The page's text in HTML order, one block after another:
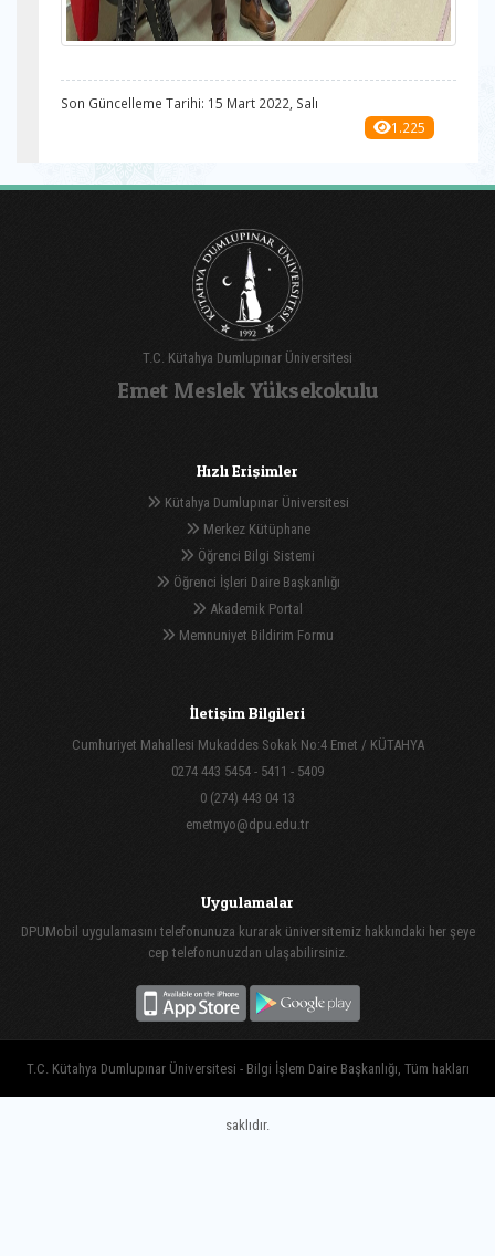
Son Güncelleme Tarihi: 15 Mart 2022, Salı
1.225
T.C. Kütahya Dumlupınar Üniversitesi
Emet Meslek Yüksekokulu
Hızlı Erişimler
Kütahya Dumlupınar Üniversitesi
Merkez Kütüphane
Öğrenci Bilgi Sistemi
Öğrenci İşleri Daire Başkanlığı
Akademik Portal
Memnuniyet Bildirim Formu
İletişim Bilgileri
Cumhuriyet Mahallesi Mukaddes Sokak No:4 Emet / KÜTAHYA
0274 443 5454 - 5411 - 5409
0 (274) 443 04 13
emetmyo@dpu.edu.tr
Uygulamalar
DPUMobil uygulamasını telefonunuza kurarak üniversitemiz hakkındaki her şeye
cep telefonunuzdan ulaşabilirsiniz.
T.C. Kütahya Dumlupınar Üniversitesi - Bilgi İşlem Daire Başkanlığı, Tüm hakları
saklıdır.